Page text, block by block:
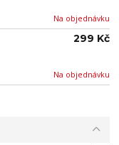
Na objednávku
Na objednávku
299 Kč